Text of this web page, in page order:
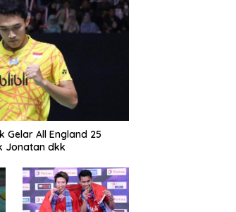
Gelar All England 25
Jonatan dkk